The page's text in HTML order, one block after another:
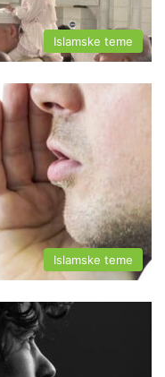
Islamske teme
Islamske teme